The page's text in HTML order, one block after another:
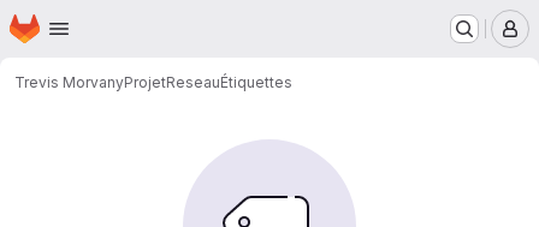
Passer au contenu principal
Page d'accueil
Trevis MorvanyProjetReseauÉtiquettes